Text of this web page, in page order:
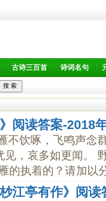
古诗三百首 诗词名句
阅读答案-2018
不饮啄，飞鸣声念
见，哀多如更闻。
的执着的？请加以
江亭有作》阅读